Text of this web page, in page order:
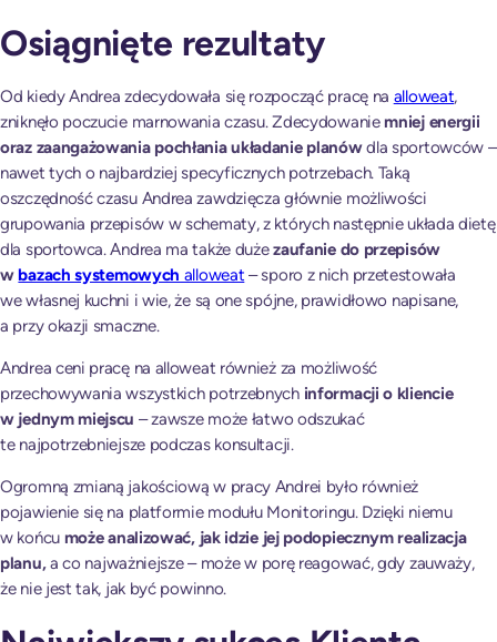
Osiągnięte rezultaty
Od kiedy Andrea zdecydowała się rozpocząć pracę na alloweat,
zniknęło poczucie marnowania czasu. Zdecydowaniemniej energii
oraz zaangażowania pochłania układanie planówdla sportowców –
nawet tych o najbardziej specyficznych potrzebach. Taką
oszczędność czasu Andrea zawdzięcza głównie możliwości
grupowania przepisów w schematy, z których następnie układa dietę
dla sportowca. Andrea ma także dużezaufanie do przepisów
wbazach systemowych alloweat – sporo z nich przetestowała
we własnej kuchni i wie, że są one spójne, prawidłowo napisane,
a przy okazji smaczne.
Andrea ceni pracę na alloweat również za możliwość
przechowywania wszystkich potrzebnych informacji o kliencie
w jednym miejscu – zawsze może łatwo odszukać
te najpotrzebniejsze podczas konsultacji.
Ogromną zmianą jakościową w pracy Andrei było również
pojawienie się na platformie modułu Monitoringu. Dzięki niemu
w końcu może analizować, jak idzie jej podopiecznym realizacja
planu,a co najważniejsze – może w porę reagować, gdy zauważy,
że nie jest tak, jak być powinno.